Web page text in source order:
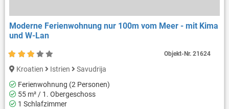
Moderne Ferienwohnung nur 100m vom Meer - mit Kima
und W-Lan
Kroatien Istrien
Savudrija
Ferienwohnung (2 Personen)
55 m² / 1. Obergeschoss
1 Schlafzimmer
Objekt-Nr.21624